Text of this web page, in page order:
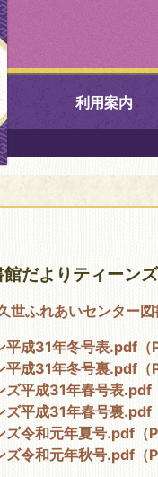
利用案内
中央図書館
北図書館
久世ふれあいセ
醍醐図書館
移動図書館
だよりティーン
世ふれあいセンター図
平成31年冬号表.pdf（
平成31年冬号裏.pdf（
ズ平成31年春号表.pdf
ズ平成31年春号裏.pdf
ズ令和元年夏号.pdf（
ズ令和元年秋号.pdf（